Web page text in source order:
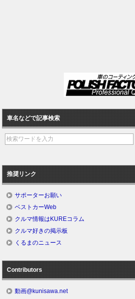
車名などで記事検索
推奨リンク
サポーターお願い
ベストカーWeb
クルマ情報はKUREコラム
クルマ好きの掲示板
くるまのニュース
Contributors
動画@kunisawa.net